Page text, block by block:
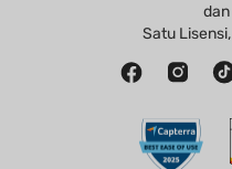
Satu